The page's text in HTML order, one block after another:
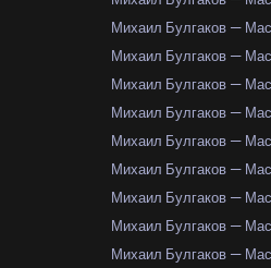
Михаил Булгаков —
Михаил Булгаков —
Михаил Булгаков —
Михаил Булгаков —
Михаил Булгаков —
Михаил Булгаков —
Михаил Булгаков —
Михаил Булгаков —
Михаил Булгаков —